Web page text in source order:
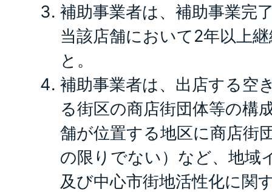
補助事業者は、補助事業完
当該店舗において2年以上
と。
補助事業者は、出店する空
る街区の商店街団体等の構
舗が位置する地区に商店街
の限りでない）など、地域
及び中心市街地活性化に関